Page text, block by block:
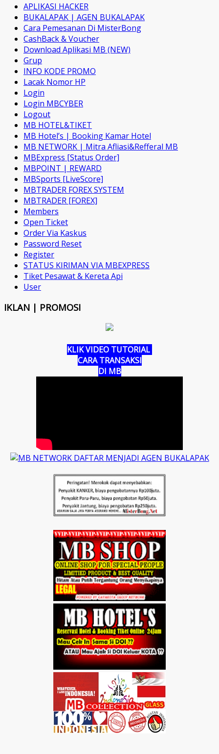
APLIKASI HACKER
BUKALAPAK | AGEN BUKALAPAK
Cara Pemesanan Di MisterBong
CashBack & Voucher
Download Aplikasi MB (NEW)
Grup
INFO KODE PROMO
Lacak Nomor HP
Login
Login MBCYBER
Logout
MB HOTEL&TIKET
MB Hotel’s | Booking Kamar Hotel
MB NETWORK | Mitra Afliasi&Refferal MB
MBExpress [Status Order]
MBPOINT | REWARD
MBSports [LiveScore]
MBTRADER FOREX SYSTEM
MBTRADER [FOREX]
Members
Open Ticket
Order Via Kaskus
Password Reset
Register
STATUS KIRIMAN VIA MBEXPRESS
Tiket Pesawat & Kereta Api
User
IKLAN | PROMOSI
KLIK VIDEO TUTORIAL
CARA TRANSAKSI
DI MB